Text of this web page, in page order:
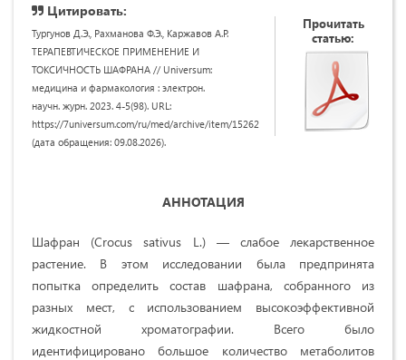
Цитировать:
Тургунов Д.Э., Рахманова Ф.Э., Каржавов А.Р.
ТЕРАПЕВТИЧЕСКОЕ ПРИМЕНЕНИЕ И
ТОКСИЧНОСТЬ ШАФРАНА // Universum:
медицина и фармакология : электрон.
научн. журн. 2023. 4-5(98). URL:
https://7universum.com/ru/med/archive/item/15262
(дата обращения: 09.08.2026).
Прочитать
статью:
АННОТАЦИЯ
Шафран (Crocus sativus L.) — слабое лекарственное
растение. В этом исследовании была предпринята
попытка определить состав шафрана, собранного из
разных мест, с использованием высокоэффективной
жидкостной хроматографии. Всего было
идентифицировано большое количество метаболитов